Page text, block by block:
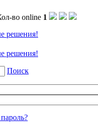
во online 1
решения!
решения!
Поиск